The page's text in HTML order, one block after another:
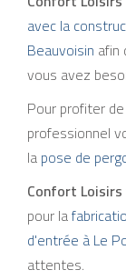
avec la
Beauvoisin
vous avez
Pour profiter
professionnel
lapose de
Confort Loisirs
pour la
d'entrée à Le
attentes.